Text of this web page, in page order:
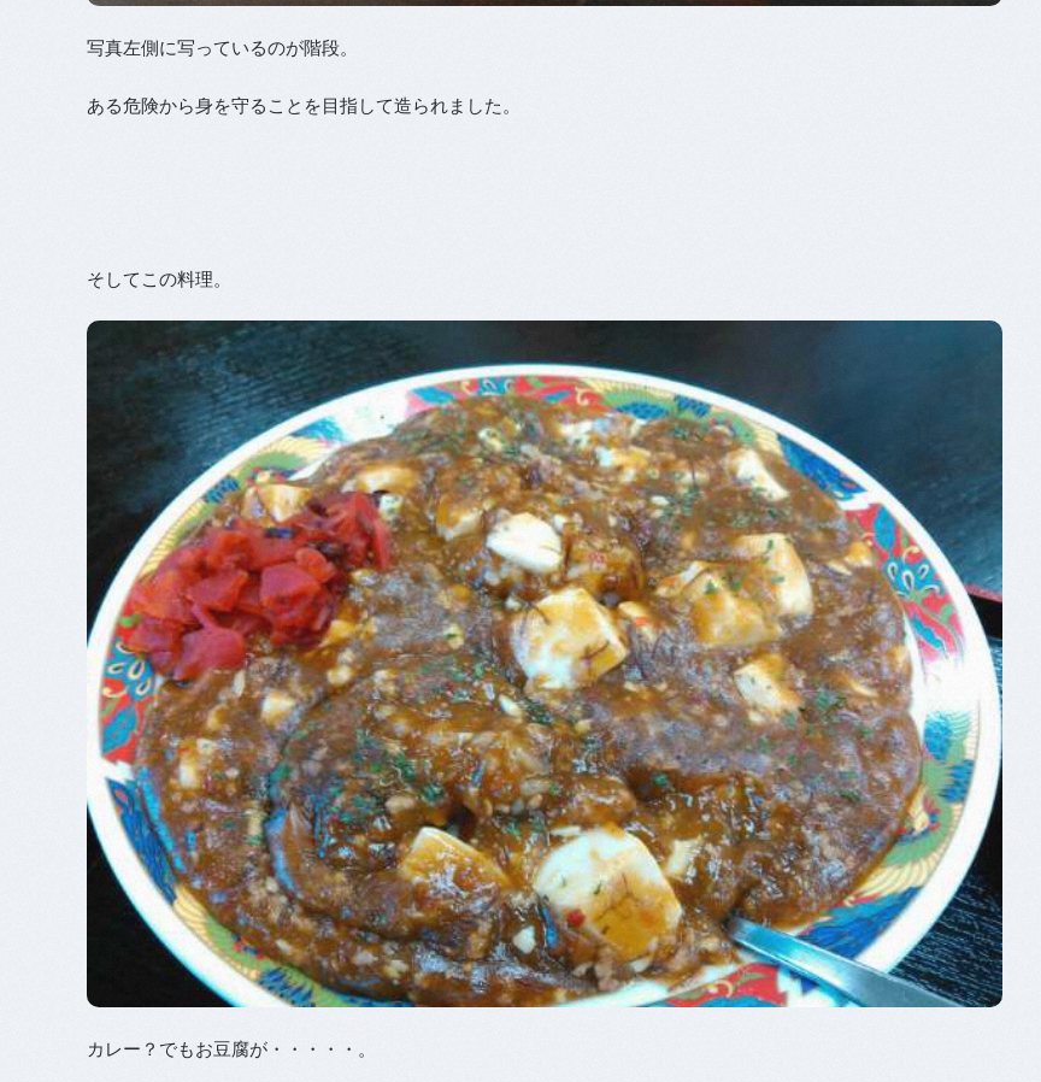
写真左側に写っているのが階段。
ある危険から身を守ることを目指して造られました。
そしてこの料理。
カレー？でもお豆腐が・・・・・。